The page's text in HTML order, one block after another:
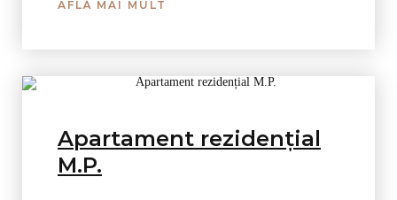
AFLĂ MAI MULT
Apartament rezidențial
M.P.